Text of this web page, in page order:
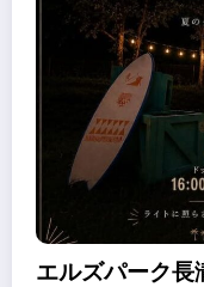
エルズパーク長